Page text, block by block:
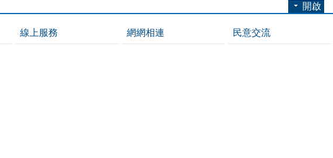
開啟
線上服務 網網相連 民意交流